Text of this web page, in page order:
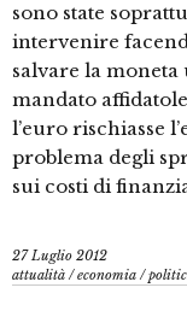
sono state
intervenire
salvare la moneta
mandato
l’euro rischiasse
problema degli
sui costi di
27 Luglio 2012
attualità /economia /